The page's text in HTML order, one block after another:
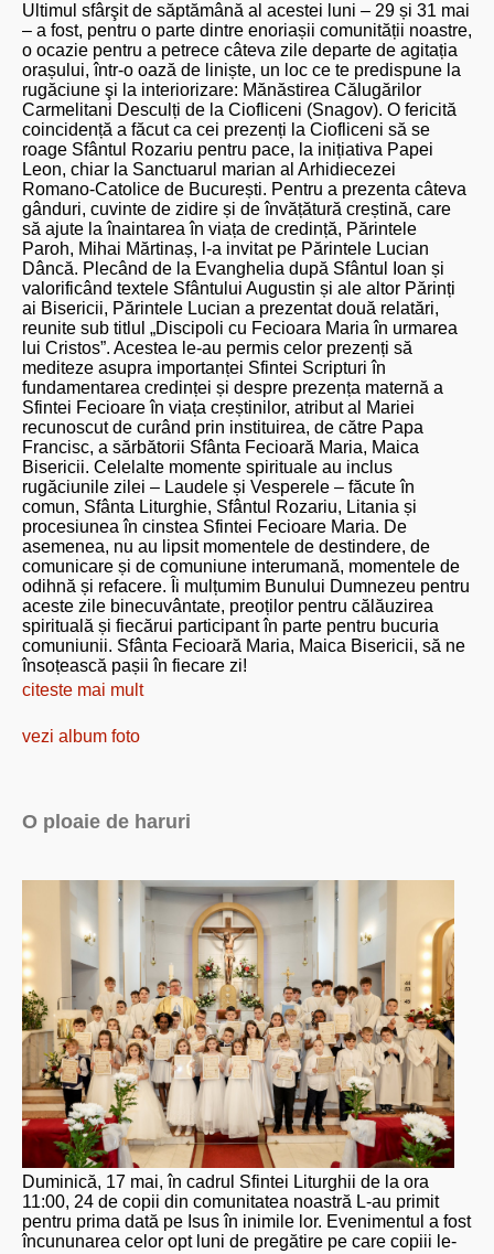
Ultimul sfârşit de săptămână al acestei luni – 29 și 31 mai
– a fost, pentru o parte dintre enoriașii comunității noastre,
o ocazie pentru a petrece câteva zile departe de agitația
orașului, într-o oază de liniște, un loc ce te predispune la
rugăciune şi la interiorizare: Mănăstirea Călugărilor
Carmelitani Desculți de la Ciofliceni (Snagov). O fericită
coincidență a făcut ca cei prezenți la Ciofliceni să se
roage Sfântul Rozariu pentru pace, la inițiativa Papei
Leon, chiar la Sanctuarul marian al Arhidiecezei
Romano-Catolice de București. Pentru a prezenta câteva
gânduri, cuvinte de zidire și de învățătură creștină, care
să ajute la înaintarea în viața de credință, Părintele
Paroh, Mihai Mărtinaș, l-a invitat pe Părintele Lucian
Dâncă. Plecând de la Evanghelia după Sfântul Ioan și
valorificând textele Sfântului Augustin și ale altor Părinți
ai Bisericii, Părintele Lucian a prezentat două relatări,
reunite sub titlul „Discipoli cu Fecioara Maria în urmarea
lui Cristos”. Acestea le-au permis celor prezenți să
mediteze asupra importanței Sfintei Scripturi în
fundamentarea credinței și despre prezența maternă a
Sfintei Fecioare în viața creștinilor, atribut al Mariei
recunoscut de curând prin instituirea, de către Papa
Francisc, a sărbătorii Sfânta Fecioară Maria, Maica
Bisericii. Celelalte momente spirituale au inclus
rugăciunile zilei – Laudele și Vesperele – făcute în
comun, Sfânta Liturghie, Sfântul Rozariu, Litania și
procesiunea în cinstea Sfintei Fecioare Maria. De
asemenea, nu au lipsit momentele de destindere, de
comunicare și de comuniune interumană, momentele de
odihnă și refacere. Îi mulțumim Bunului Dumnezeu pentru
aceste zile binecuvântate, preoților pentru călăuzirea
spirituală și fiecărui participant în parte pentru bucuria
comuniunii. Sfânta Fecioară Maria, Maica Bisericii, să ne
însoțească pașii în fiecare zi!
citeste mai mult
vezi album foto
O ploaie de haruri
Duminică, 17 mai, în cadrul Sfintei Liturghii de la ora
11:00, 24 de copii din comunitatea noastră L-au primit
pentru prima dată pe Isus în inimile lor. Evenimentul a fost
încununarea celor opt luni de pregătire pe care copiii le-